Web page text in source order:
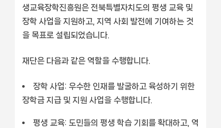
생교육장학진흥원은 전북특별자치도의 평생 교육 및
장학 사업을 지원하고, 지역 사회 발전에 기여하는 것
을 목표로 설립되었습니다.
재단은 다음과 같은 역할을 수행합니다.
장학 사업: 우수한 인재를 발굴하고 육성하기 위한
장학금 지급 및 지원 사업을 수행합니다.
평생 교육: 도민들의 평생 학습 기회를 확대하고, 역